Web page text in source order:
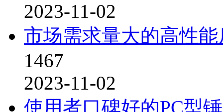
2023-11-02
市场需求量大的高性
1467
2023-11-02
使用者口碑好的PC型